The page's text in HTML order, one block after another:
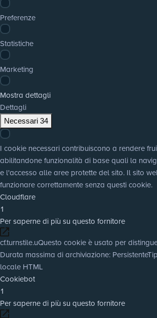
Preferenze
Statistiche
Marketing
Mostra dettagli
Dettagli
Necessari 34
I cookie necessari contribuiscono a rendere
abilitandone funzionalità di base quali la
e l'accesso alle aree protette del sito. Il sito
funzionare correttamente senza questi cookie.
Cloudflare
1
Per saperne di più su questo fornitore
cf.turnstile.uQuesto cookie è usato per
Durata massima di archiviazione: Persistente
locale HTML
Cookiebot
1
Per saperne di più su questo fornitore